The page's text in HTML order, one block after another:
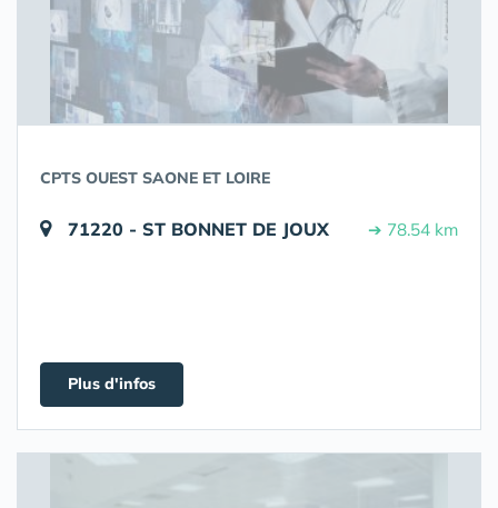
CPTS OUEST SAONE ET LOIRE
71220 - ST BONNET DE JOUX ➔ 78.54 km
Plus d'infos